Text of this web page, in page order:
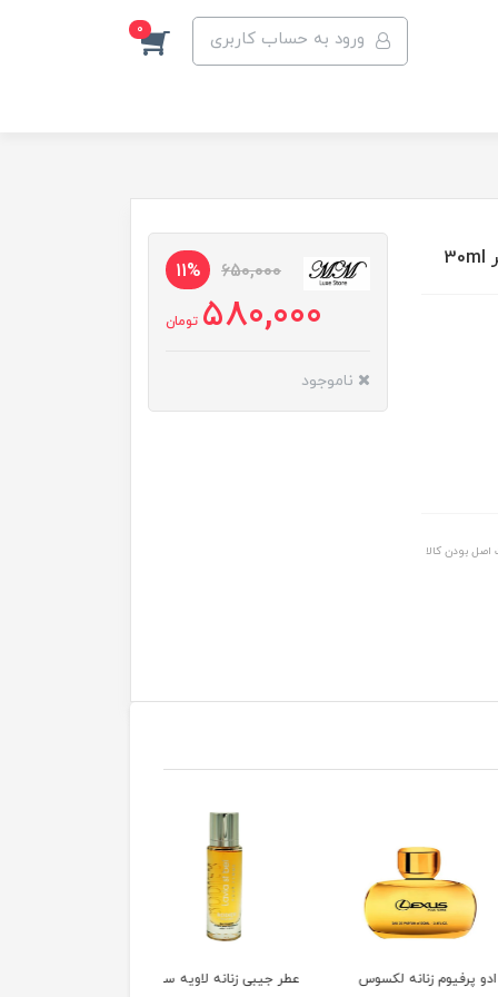
ورود به حساب کاربری 0
بودن کالا
650,000
11%
580,000 تومان
ناموجود
زنانه لکسوس
عطر جیبی زنانه لاویه ست